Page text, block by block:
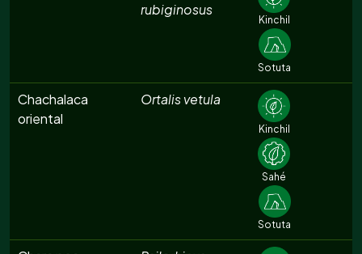
rubiginosus
Kinchil
Sotuta
Chachalaca
oriental
Ortalis vetula
Kinchil
Sahé
Sotuta